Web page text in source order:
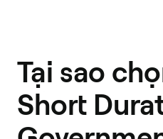
Tại sao
Short